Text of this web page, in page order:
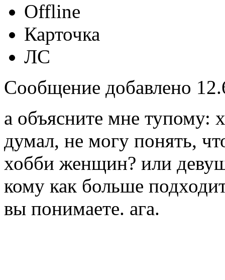
Offline
Карточка
ЛС
Сообщение добавлено
а объясните мне тупому:
думал, не могу понять,
хобби женщин? или
кому как больше
вы понимаете. ага.